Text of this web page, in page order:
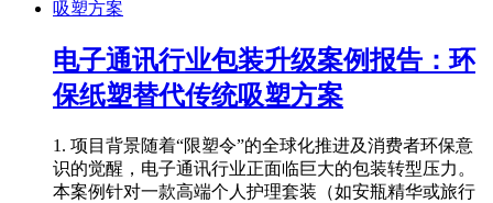
电子通讯行业包装升级案例报告：环
保纸塑替代传统吸塑方案
1. 项目背景随着“限塑令”的全球化推进及消费者环保意
识的觉醒，电子通讯行业正面临巨大的包装转型压力。
本案例针对一款高端个人护理套装（如安瓶精华或旅行